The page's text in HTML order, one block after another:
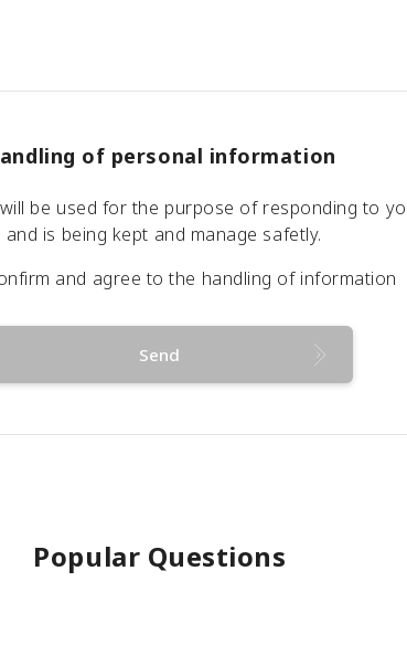
of personal information
be used for the purpose of responding to
and is being kept and manage safetly.
and agree to the handling of information
Send
Popular Questions